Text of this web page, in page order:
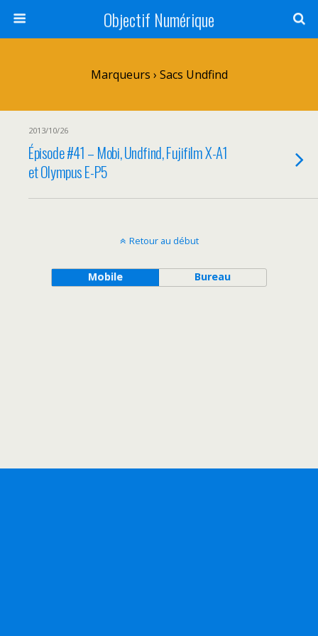
Objectif Numérique
Marqueurs › Sacs Undfind
2013/10/26
Épisode #41 – Mobi, Undfind, Fujifilm X-A1
et Olympus E-P5
Retour au début
Mobile Bureau